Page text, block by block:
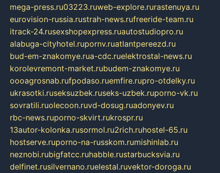
mega-press.ru03223.ruweb-explore.rurastenuya.ru
eurovision-russia.rustrah-news.rufreeride-team.ru
itrack-24.rusexshopexpress.ruautostudiopro.ru
alabuga-cityhotel.rupornv.ruatlantpereezd.ru
bud-em-znakomye.rua-cdc.ruelektrostal-news.ru
korolevremont-market.rubudem-znakomye.ru
oooagrosnab.rufpodaso.ruemfire.rupro-otdelky.ru
ukrasotki.ruseksuzbek.ruseks-uzbek.ruporno-vk.ru
sovratili.ruolecoon.ruvd-dosug.ruadonyev.ru
rbc-news.ruporno-skvirt.rukrospr.ru
13autor-kolonka.rusormol.ru2rich.ruhostel-65.ru
hostserve.ruporno-na-russkom.rumishinlab.ru
neznobi.rubigfatcc.ruhabble.rustarbucksvia.ru
delfinet.rusilvernano.ruelestal.ruvektor-doroga.ru